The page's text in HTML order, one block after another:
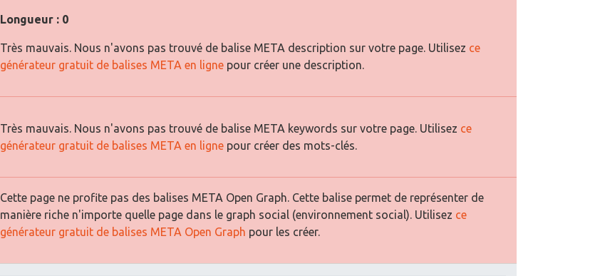
Longueur : 0
Très mauvais. Nous n'avons pas trouvé de balise META description sur votre page. Utilisez ce
générateur gratuit de balises META en ligne pour créer une description.
Très mauvais. Nous n'avons pas trouvé de balise META keywords sur votre page. Utilisez ce
générateur gratuit de balises META en ligne pour créer des mots-clés.
Cette page ne profite pas des balises META Open Graph. Cette balise permet de représenter de
manière riche n'importe quelle page dans le graph social (environnement social). Utilisez ce
générateur gratuit de balises META Open Graph pour les créer.